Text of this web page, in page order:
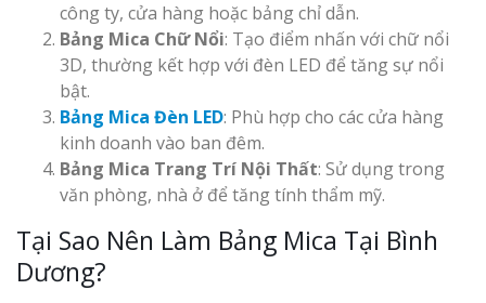
công ty, cửa hàng hoặc bảng chỉ dẫn.
Bảng Mica Chữ Nổi: Tạo điểm nhấn với chữ nổi
3D, thường kết hợp với đèn LED để tăng sự nổi
bật.
Bảng Mica Đèn LED: Phù hợp cho các cửa hàng
kinh doanh vào ban đêm.
Bảng Mica Trang Trí Nội Thất: Sử dụng trong
văn phòng, nhà ở để tăng tính thẩm mỹ.
Tại Sao Nên Làm Bảng Mica Tại Bình
Dương?